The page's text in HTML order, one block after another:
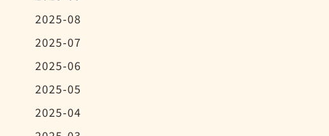
2025-08
2025-07
2025-06
2025-05
2025-04